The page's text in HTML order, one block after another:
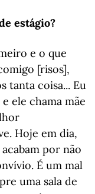
estágio?
e o que
[risos],
tanta coisa... Eu
ele chama mãe
Hoje em dia,
por não
É um mal
uma sala de